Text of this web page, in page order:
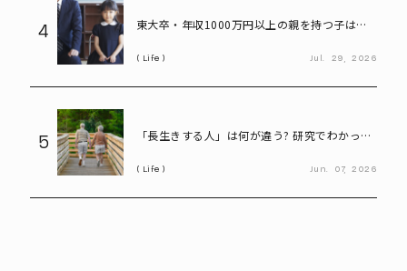
4
東大卒・年収1000万円以上の親を持つ子は、
実”
Life Jul. 29, 2026
5
「長生きする人」は何が違う? 研究でわかって
Life Jun. 07, 2026